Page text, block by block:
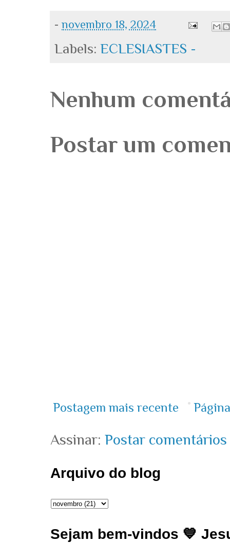
-novembro 18, 2024
Labels:ECLESIASTES -
Nenhum
Postar um
Postagem mais recente
Assinar:Postar
Arquivo do blog
Sejam bem-vindos 💙